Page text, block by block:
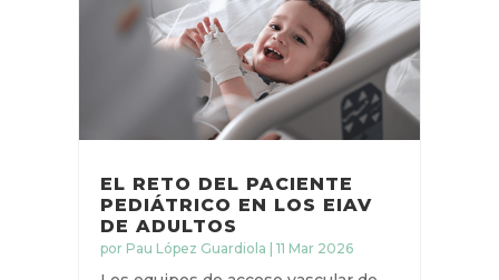
EL RETO DEL PACIENTE
PEDIÁTRICO EN LOS EIAV
DE ADULTOS
por Pau López Guardiola| 11 Mar 2026